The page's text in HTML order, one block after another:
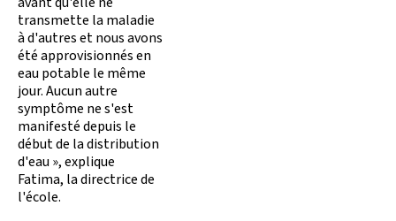
transmette la maladie
à d'autres et nous avons
été approvisionnés en
eau potable le même
jour. Aucun autre
symptôme ne s'est
manifesté depuis le
début de la distribution
d'eau », explique
Fatima, la directrice de
l'école.